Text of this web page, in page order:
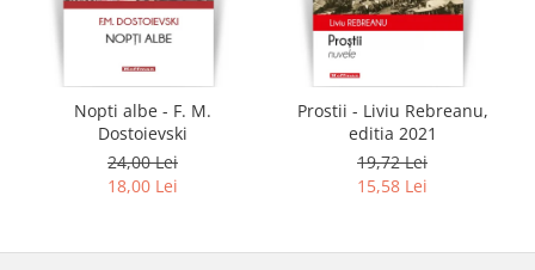
Nopti albe - F. M.
Dostoievski
24,00 Lei
18,00 Lei
Prostii - Liviu Rebreanu,
editia 2021
19,72 Lei
15,58 Lei